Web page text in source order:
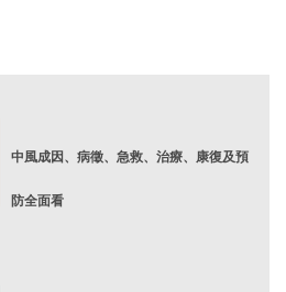
中風成因、病徵、急救、治療、康復及預
防全面看